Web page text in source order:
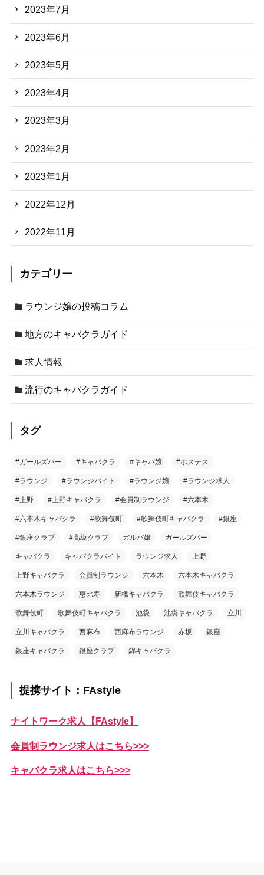
2023年7月
2023年6月
2023年5月
2023年4月
2023年3月
2023年2月
2023年1月
2022年12月
2022年11月
カテゴリー
ラウンジ嬢の投稿コラム
地方のキャバクラガイド
求人情報
流行のキャバクラガイド
タグ
#ガールズバー #キャバクラ #キャバ嬢 #ホステス
#ラウンジ #ラウンジバイト #ラウンジ嬢 #ラウンジ求人
#上野 #上野キャバクラ #会員制ラウンジ #六本木
#六本木キャバクラ #歌舞伎町 #歌舞伎町キャバクラ #銀座
#銀座クラブ #高級クラブ ガルバ嬢 ガールズバー
キャバクラ キャバクラバイト ラウンジ求人 上野
上野キャバクラ 会員制ラウンジ 六本木 六本木キャバクラ
六本木ラウンジ 恵比寿 新橋キャバクラ 歌舞伎キャバクラ
歌舞伎町 歌舞伎町キャバクラ 池袋 池袋キャバクラ 立川
立川キャバクラ 西麻布 西麻布ラウンジ 赤坂 銀座
銀座キャバクラ 銀座クラブ 錦キャバクラ
提携サイト：FAstyle
ナイトワーク求人【FAstyle】
会員制ラウンジ求人はこちら>>>
キャバクラ求人はこちら>>>